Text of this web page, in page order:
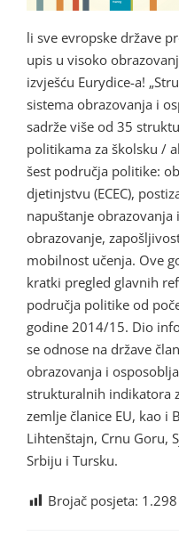
li sve evropske države
upis u visoko
izvješću Eurydice-a!
sistema obrazovanja i
sadrže više od 35
politikama za školsku /
šest područja politike:
djetinjstvu (ECEC),
napuštanje obrazovanja
obrazovanje,
mobilnost učenja. Ove
kratki pregled glavnih
područja politike od
godine 2014/15. Dio
se odnose na države
obrazovanja i
strukturalnih indikatora
zemlje članice EU, kao i
Lihtenštajn, Crnu Goru,
Srbiju i Tursku.
Brojač posjeta: 1.298